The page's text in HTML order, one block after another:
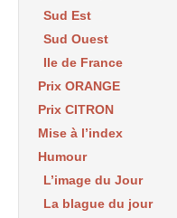
Sud Est
Sud Ouest
Ile de France
Prix ORANGE
Prix CITRON
Mise à l’index
Humour
L’image du Jour
La blague du jour